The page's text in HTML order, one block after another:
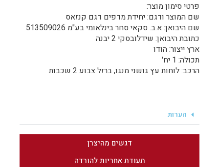
פרטי סימון מוצר:
שם המוצר ודגם: יחידת מדפים דגם קנזאס
שם היבואן: א.ב. סקאי סחר בינלאומי בע"מ 513509026
כתובת היבואן: שידלובסקי 2 יבנה
ארץ ייצור: הודו
תכולה: 1 יח'
הרכב: לוחות עץ גושני מנגו, ברזל צבוע 2 שכבות
הערות
דגשים מהיצרן
תעודת אחריות להורדה